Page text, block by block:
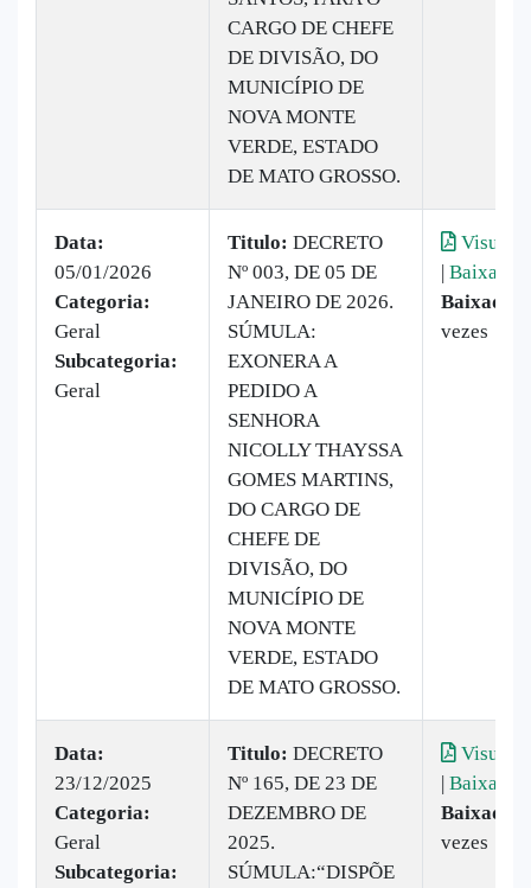
CARGO DE CHEFE
DE DIVISÃO, DO
MUNICÍPIO DE
NOVA MONTE
VERDE, ESTADO
DE MATO GROSSO.
Data:
05/01/2026
Categoria:
Geral
Subcategoria:
Geral
Titulo: DECRETO
Nº 003, DE 05 DE
JANEIRO DE 2026.
SÚMULA:
EXONERA A
PEDIDO A
SENHORA
NICOLLY THAYSSA
GOMES MARTINS,
DO CARGO DE
CHEFE DE
DIVISÃO, DO
MUNICÍPIO DE
NOVA MONTE
VERDE, ESTADO
DE MATO GROSSO.
| Baixar
Baixado:
vezes
Data:
23/12/2025
Categoria:
Geral
Subcategoria:
Titulo: DECRETO
Nº 165, DE 23 DE
DEZEMBRO DE
2025.
SÚMULA:“DISPÕE
| Baixar
Baixado:
vezes